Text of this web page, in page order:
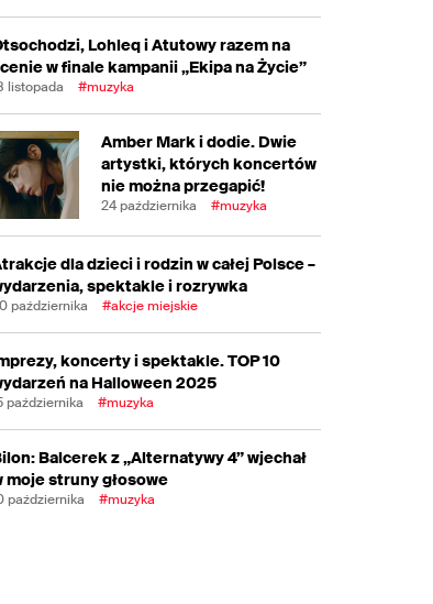
Lohleq i Atutowy razem na
w finale kampanii „Ekipa na Życie”
listopada #muzyka
Amber Mark i dodie. Dwie
artystki, których koncertów
nie można przegapić!
24 października #muzyka
dla dzieci i rodzin w całej Polsce –
spektakle i rozrywka
października #akcje miejskie
koncerty i spektakle. TOP 10
na Halloween 2025
października #muzyka
Balcerek z „Alternatywy 4” wjechał
moje struny głosowe
października #muzyka